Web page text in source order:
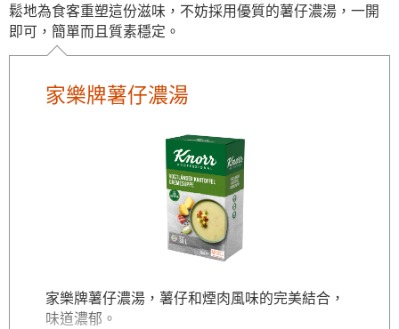
鬆地為食客重塑這份滋味，不妨採用優質的薯仔濃湯，一開
即可，簡單而且質素穩定。
家樂牌薯仔濃湯
家樂牌薯仔濃湯，薯仔和煙肉風味的完美結合，
味道濃郁。